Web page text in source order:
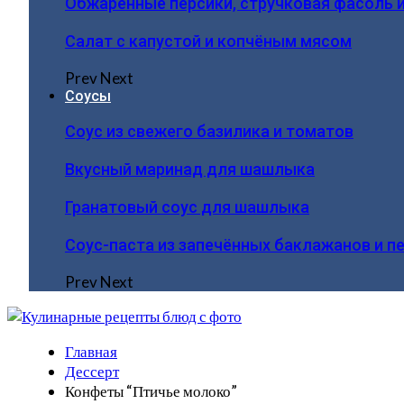
Салат с капустой и копчёным мясом
PrevNext
Соусы
Соус из свежего базилика и томатов
Вкусный маринад для шашлыка
Гранатовый соус для шашлыка
Соус-паста из запечённых баклажанов и
PrevNext
Главная
Дессерт
Конфеты “Птичье молоко”